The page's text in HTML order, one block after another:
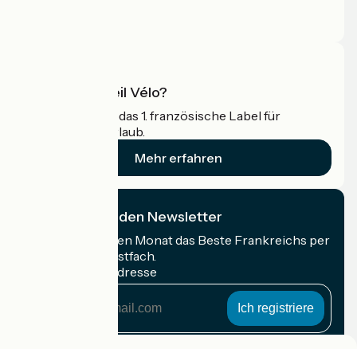
Was ist Accueil Vélo?
Accueil Vélo ist das 1. französische Label für
Radfahrer im Urlaub.
Mehr erfahren
Ich abonniere den Newsletter
Erhalten Sie jeden Monat das Beste Frankreichs per
Rad in Ihrem Postfach.
Meine E-Mail-Adresse